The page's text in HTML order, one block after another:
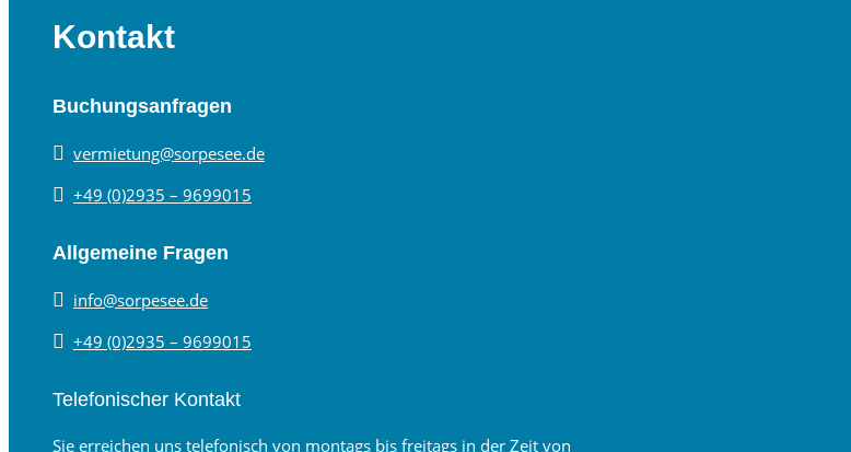
Kontakt
Buchungsanfragen
 vermietung@sorpesee.de
 +49 (0)2935 – 9699015
Allgemeine Fragen
 info@sorpesee.de
 +49 (0)2935 – 9699015
Telefonischer Kontakt
Sie erreichen uns telefonisch von montags bis freitags in der Zeit von